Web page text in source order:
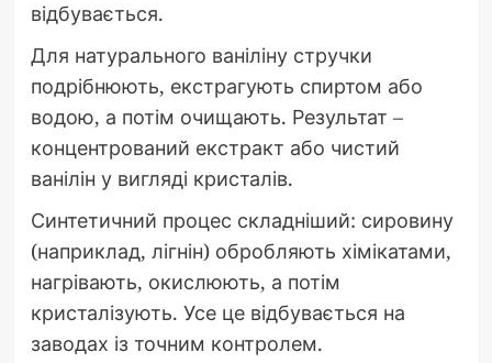
відбувається.
Для натурального ваніліну стручки
подрібнюють, екстрагують спиртом або
водою, а потім очищають. Результат –
концентрований екстракт або чистий
ванілін у вигляді кристалів.
Синтетичний процес складніший: сировину
(наприклад, лігнін) обробляють хімікатами,
нагрівають, окислюють, а потім
кристалізують. Усе це відбувається на
заводах із точним контролем.